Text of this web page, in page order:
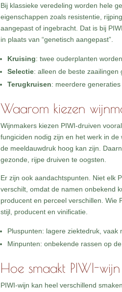
Bij klassieke veredeling worden hele
eigenschappen zoals resistentie,
aangepast of ingebracht. Dat is bij
in plaats van “genetisch aangepast”.
Kruising: twee ouderplanten
Selectie: alleen de beste zaailingen
Terugkruisen: meerdere
Waarom kiezen
Wijnmakers kiezen PIWI-druiven
fungiciden nodig zijn en het werk in
de meeldauwdruk hoog kan zijn.
gezonde, rijpe druiven te oogsten.
Er zijn ook aandachtspunten. Niet elk
verschilt, omdat de namen onbekend
producent en perceel verschillen. Wie
stijl, producent en vinificatie.
Pluspunten: lagere ziektedruk, vaak
Minpunten: onbekende rassen op
Hoe smaakt PIWI-
PIWI-wijn kan heel verschillend